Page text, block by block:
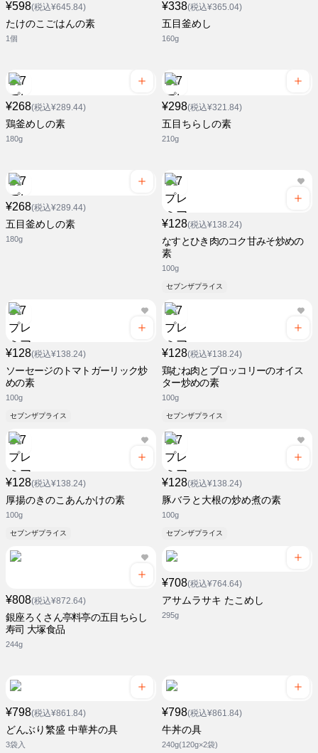
¥598(税込¥645.84)
たけのこごはんの素
1個
¥338(税込¥365.04)
五目釜めし
160g
¥268(税込¥289.44)
鶏釜めしの素
180g
¥298(税込¥321.84)
五目ちらしの素
210g
¥268(税込¥289.44)
五目釜めしの素
180g
¥128(税込¥138.24)
なすとひき肉のコク甘みそ炒めの
素
100g
セブンザプライス
¥128(税込¥138.24)
ソーセージのトマトガーリック炒
めの素
100g
セブンザプライス
¥128(税込¥138.24)
鶏むね肉とブロッコリーのオイス
ター炒めの素
100g
セブンザプライス
¥128(税込¥138.24)
厚揚のきのこあんかけの素
100g
セブンザプライス
¥128(税込¥138.24)
豚バラと大根の炒め煮の素
100g
セブンザプライス
¥808(税込¥872.64)
銀座ろくさん亭料亭の五目ちらし
寿司 大塚食品
244g
¥708(税込¥764.64)
アサムラサキ たこめし
295g
¥798(税込¥861.84)
どんぶり繁盛 中華丼の具
3袋入
¥798(税込¥861.84)
牛丼の具
240g(120g×2袋)